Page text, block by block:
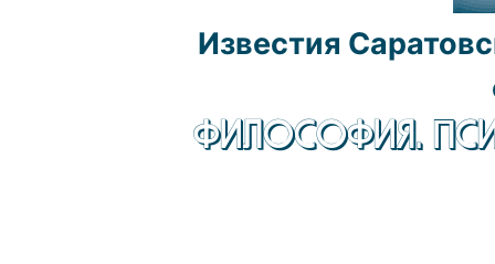
Известия
ФИЛОСОФИЯ.